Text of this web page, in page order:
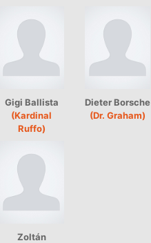
Gigi Ballista
(Kardinal
Ruffo)
Dieter Borsche
(Dr. Graham)
Zoltán